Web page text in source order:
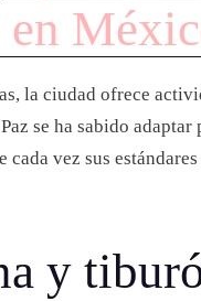
la ciudad ofrece
se ha sabido
vez sus
y